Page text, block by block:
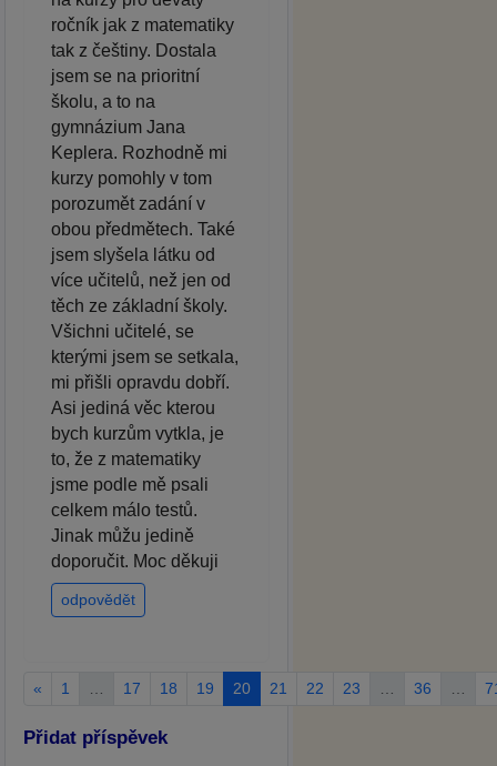
ročník jak z matematiky
tak z češtiny. Dostala
jsem se na prioritní
školu, a to na
gymnázium Jana
Keplera. Rozhodně mi
kurzy pomohly v tom
porozumět zadání v
obou předmětech. Také
jsem slyšela látku od
více učitelů, než jen od
těch ze základní školy.
Všichni učitelé, se
kterými jsem se setkala,
mi přišli opravdu dobří.
Asi jediná věc kterou
bych kurzům vytkla, je
to, že z matematiky
jsme podle mě psali
celkem málo testů.
Jinak můžu jedině
doporučit. Moc děkuji
odpovědět
« 1 17 18 19 20 21 22 23 36
Přidat příspěvek